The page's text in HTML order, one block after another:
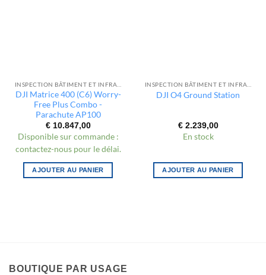
DJI Matrice 400 (C6) Worry-
Free Plus Combo -
Parachute AP100
€10.847,00
Disponible sur commande :
contactez-nous pour le délai.
AJOUTER AU PANIER
DJI O4 Ground Station
€2.239,00
En stock
AJOUTER AU PANIER
BOUTIQUE PAR USAGE